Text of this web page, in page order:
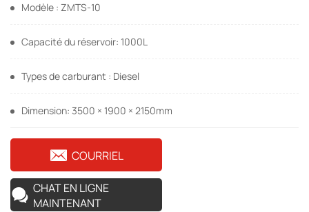
Modèle : ZMTS-10
Capacité du réservoir: 1000L
Types de carburant : Diesel
Dimension: 3500 × 1900 × 2150mm
COURRIEL
CHAT EN LIGNE
MAINTENANT